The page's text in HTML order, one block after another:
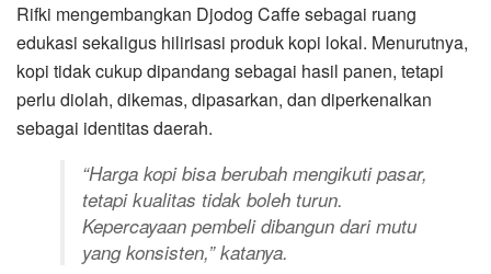
Rifki mengembangkan Djodog Caffe sebagai ruang
edukasi sekaligus hilirisasi produk kopi lokal. Menurutnya,
kopi tidak cukup dipandang sebagai hasil panen, tetapi
perlu diolah, dikemas, dipasarkan, dan diperkenalkan
sebagai identitas daerah.
“Harga kopi bisa berubah mengikuti pasar,
tetapi kualitas tidak boleh turun.
Kepercayaan pembeli dibangun dari mutu
yang konsisten,” katanya.